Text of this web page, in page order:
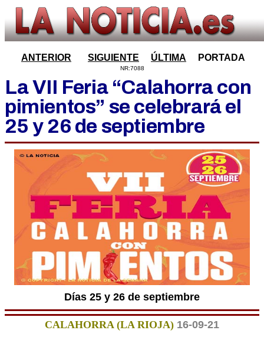
ANTERIOR SIGUIENTE ÚLTIMA PORTADA
NR:7088
La VII Feria “Calahorra con
pimientos” se celebrará el
25 y 26 de septiembre
Días 25 y 26 de septiembre
CALAHORRA (LA RIOJA) 16-09-21